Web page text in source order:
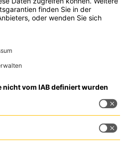
Zu den